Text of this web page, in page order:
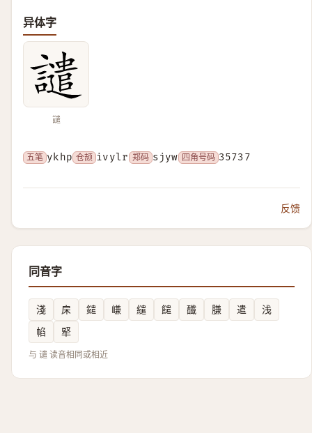
异体字
譴
五笔 ykhp 仓颉 ivylr 郑码 sjyw 四角号码 35737
反馈
同音字
淺 㦿 鑓 嵰 繾 䭤 䤘 膁 遣
浅
㡊
㹂
与 谴 读音相同或相近